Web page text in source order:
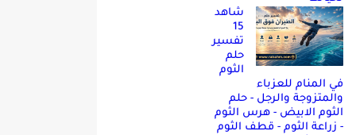
شاهد
15
تفسير
حلم
الثوم
في المنام للعزباء
والمتزوجة والرجل - حلم
الثوم الابيض - هرس الثوم
- زراعة الثوم - قطف الثوم